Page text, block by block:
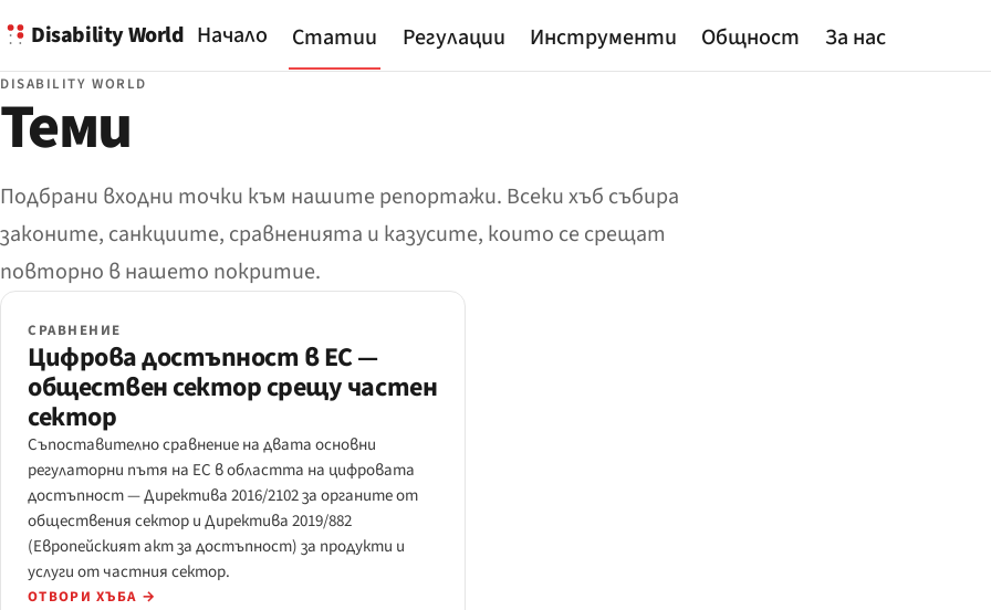
Disability World Начало Статии Регулации Инструменти Общност За нас
DISABILITY WORLD
Теми
Подбрани входни точки към нашите репортажи. Всеки хъб събира
законите, санкциите, сравненията и казусите, които се срещат
повторно в нашето покритие.
СРАВНЕНИЕ
Цифрова достъпност в ЕС —
обществен сектор срещу частен
сектор
Съпоставително сравнение на двата основни
регулаторни пътя на ЕС в областта на цифровата
достъпност — Директива 2016/2102 за органите от
обществения сектор и Директива 2019/882
(Европейският акт за достъпност) за продукти и
услуги от частния сектор.
ОТВОРИ ХЪБА →